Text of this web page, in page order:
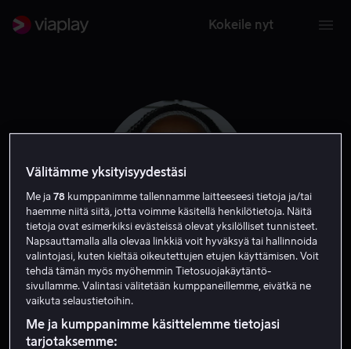
Kokeile nyt
Ziggy Marley
Tuottaja Vieras Tuotannonjohtaja Ääni
Välitämme yksityisyydestäsi
Me ja78 kumppanimme tallennamme laitteeseesi tietoja ja/tai
haemme niitä siitä, jotta voimme käsitellä henkilötietoja. Näitä
tietoja ovat esimerkiksi evästeissä olevat yksilölliset tunnisteet.
Napsauttamalla alla olevaa linkkiä voit hyväksyä tai hallinnoida
valintojasi, kuten kieltää oikeutettujen etujen käyttämisen. Voit
tehdä tämän myös myöhemmin Tietosuojakäytäntö-
sivullamme. Valintasi välitetään kumppaneillemme, eivätkä ne
vaikuta selaustietoihin.
Me ja kumppanimme käsittelemme tietojasi
tarjotaksemme: